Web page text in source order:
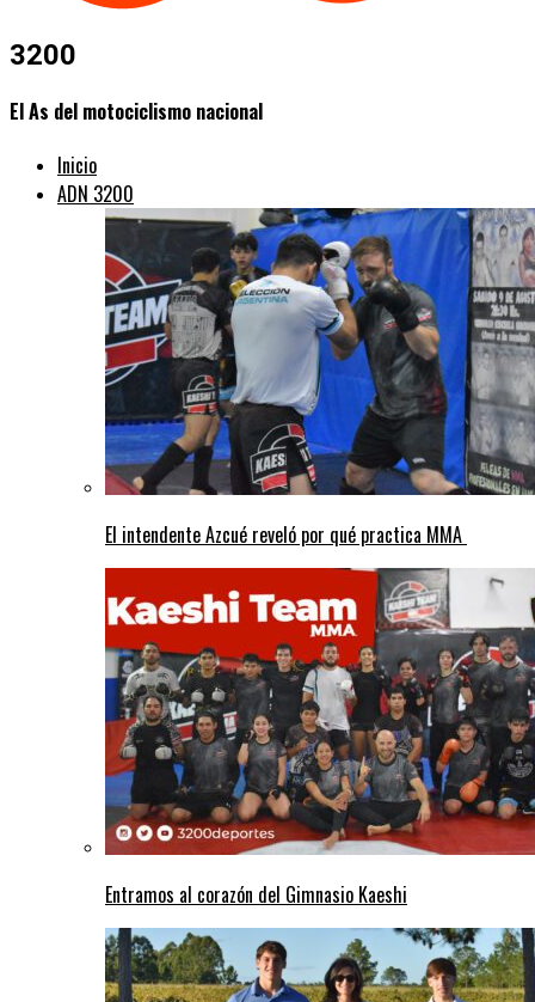
3200
El As del motociclismo nacional
Inicio
ADN 3200
El intendente Azcué reveló por qué practica MMA
Entramos al corazón del Gimnasio Kaeshi